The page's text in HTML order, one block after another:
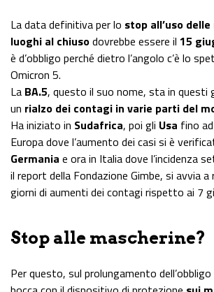
La data definitiva per lo stop all’uso
luoghi al chiusodovrebbe essere il 15
è d’obbligo perché dietro l’angolo c’è lo
Omicron 5.
La BA.5, questo il suo nome, sta in questi
un rialzo dei contagi in varie parti del
Ha iniziato in Sudafrica, poi gli Usa fino
Europa dove l’aumento dei casi si è
Germania e ora in Italia dove l’incidenza
il report della Fondazione Gimbe, si avvia a
giorni di aumenti dei contagi rispetto ai 7
Stop alle mascherine?
Per questo, sul prolungamento